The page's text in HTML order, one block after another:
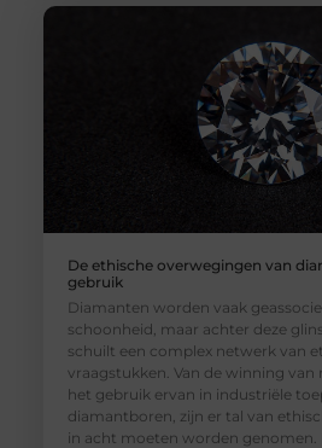
De ethische overwegingen van
gebruik
Diamanten worden vaak
schoonheid, maar achter deze
schuilt een complex netwerk van
vraagstukken. Van de winning
het gebruik ervan in industriële
diamantboren, zijn er tal van
in acht moeten worden genomen.